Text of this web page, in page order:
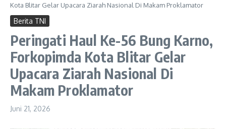
Kota Blitar Gelar Upacara Ziarah Nasional Di Makam Proklamator
Berita TNI
Peringati Haul Ke-56 Bung Karno,
Forkopimda Kota Blitar Gelar
Upacara Ziarah Nasional Di
Makam Proklamator
Juni 21, 2026